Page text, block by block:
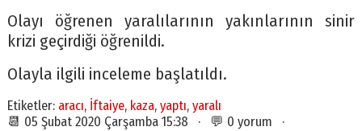
Olayı öğrenen yaralılarının yakınlarının sinir
krizi geçirdiği öğrenildi.
Olayla ilgili inceleme başlatıldı.
Etiketler: aracı, İftaiye, kaza, yaptı, yaralı
📆 05 Şubat 2020 Çarşamba 15:38 · 💬 0 yorum ·